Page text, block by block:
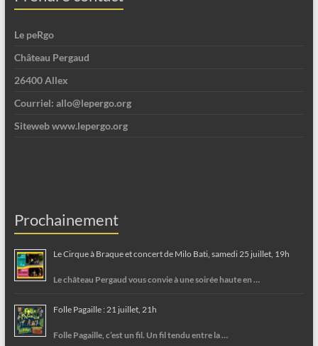
Le peRgo
Château Pergaud
26400 Allex
Courriel: allo@lepergo.org
Siteweb www.lepergo.org
Prochainement
Le Cirque à Braque et concert de Milo Bati, samedi 25 juillet, 19h
Le château Pergaud vous convie à une soirée haute en …
Folle Pagaille : 21 juillet, 21h
Folle Pagaille, c’est un fil. Un fil tendu entre la …